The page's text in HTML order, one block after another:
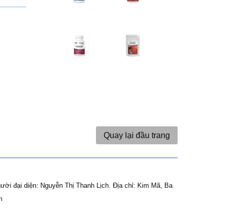
Quay lại đầu trang
đại diện: Nguyễn Thị Thanh Lịch. Địa chỉ: Kim Mã, Ba